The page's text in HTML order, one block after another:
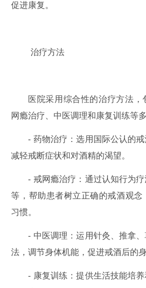
促进康复。
治疗方法
医院采用综合性的治疗方法
网瘾治疗、中医调理和康复训练等
- 药物治疗：选用国际公认的
减轻戒断症状和对酒精的渴望。
- 戒网瘾治疗：通过认知行为
等，帮助患者树立正确的戒酒观念
习惯。
- 中医调理：运用针灸、推拿
法，调节身体机能，促进戒酒后的身
- 康复训练：提供生活技能培养